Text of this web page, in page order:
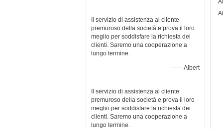
Il servizio di assistenza al cliente
premuroso della società e prova il loro
meglio per soddisfare la richiesta dei
clienti. Saremo una cooperazione a
lungo termine.
—— Albert
Il servizio di assistenza al cliente
premuroso della società e prova il loro
meglio per soddisfare la richiesta dei
clienti. Saremo una cooperazione a
lungo termine.